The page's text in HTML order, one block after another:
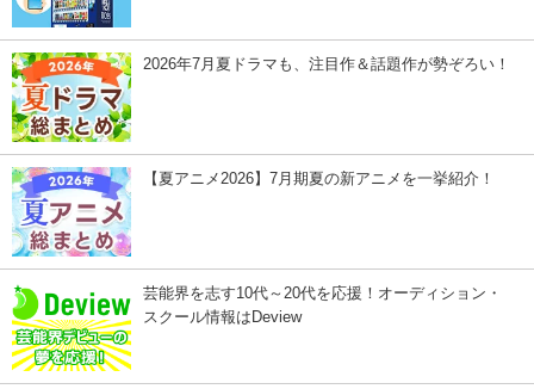
2026年7月夏ドラマも、注目作＆話題作が勢ぞろい！
【夏アニメ2026】7月期夏の新アニメを一挙紹介！
芸能界を志す10代～20代を応援！オーディション・
スクール情報はDeview